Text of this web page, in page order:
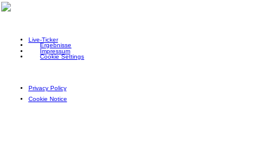
Live-Ticker
Ergebnisse
Impressum
Cookie Settings
Privacy Policy
Cookie Notice